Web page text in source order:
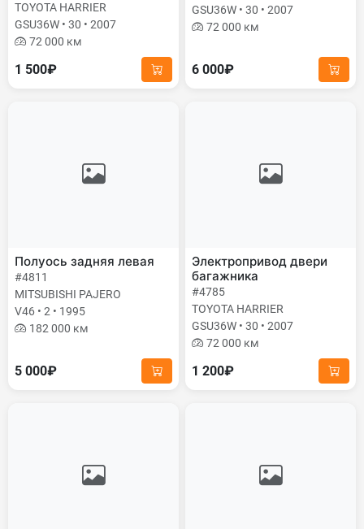
TOYOTA HARRIER
GSU36W • 30 • 2007
72 000 км
1 500₽
GSU36W • 30 • 2007
72 000 км
6 000₽
Полуось задняя левая
#4811
MITSUBISHI PAJERO
V46 • 2 • 1995
182 000 км
5 000₽
Электропривод двери
багажника
#4785
TOYOTA HARRIER
GSU36W • 30 • 2007
72 000 км
1 200₽